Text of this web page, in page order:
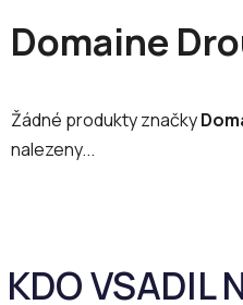
Domaine
Žádné produkty značky
nalezeny...